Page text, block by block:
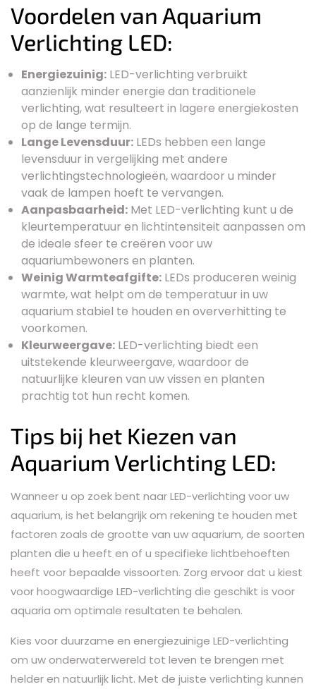
Voordelen van Aquarium
Verlichting LED:
Energiezuinig: LED-verlichting verbruikt
aanzienlijk minder energie dan traditionele
verlichting, wat resulteert in lagere energiekosten
op de lange termijn.
Lange Levensduur: LEDs hebben een lange
levensduur in vergelijking met andere
verlichtingstechnologieën, waardoor u minder
vaak de lampen hoeft te vervangen.
Aanpasbaarheid: Met LED-verlichting kunt u de
kleurtemperatuur en lichtintensiteit aanpassen om
de ideale sfeer te creëren voor uw
aquariumbewoners en planten.
Weinig Warmteafgifte: LEDs produceren weinig
warmte, wat helpt om de temperatuur in uw
aquarium stabiel te houden en oververhitting te
voorkomen.
Kleurweergave: LED-verlichting biedt een
uitstekende kleurweergave, waardoor de
natuurlijke kleuren van uw vissen en planten
prachtig tot hun recht komen.
Tips bij het Kiezen van
Aquarium Verlichting LED:
Wanneer u op zoek bent naar LED-verlichting voor uw
aquarium, is het belangrijk om rekening te houden met
factoren zoals de grootte van uw aquarium, de soorten
planten die u heeft en of u specifieke lichtbehoeften
heeft voor bepaalde vissoorten. Zorg ervoor dat u kiest
voor hoogwaardige LED-verlichting die geschikt is voor
aquaria om optimale resultaten te behalen.
Kies voor duurzame en energiezuinige LED-verlichting
om uw onderwaterwereld tot leven te brengen met
helder en natuurlijk licht. Met de juiste verlichting kunnen